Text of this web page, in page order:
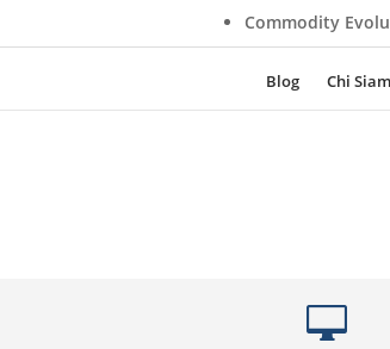
Commodity Evolution – Chiusura
Blog Chi
